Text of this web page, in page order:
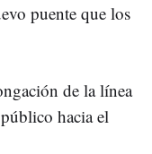
puente que los
de la línea
hacia el